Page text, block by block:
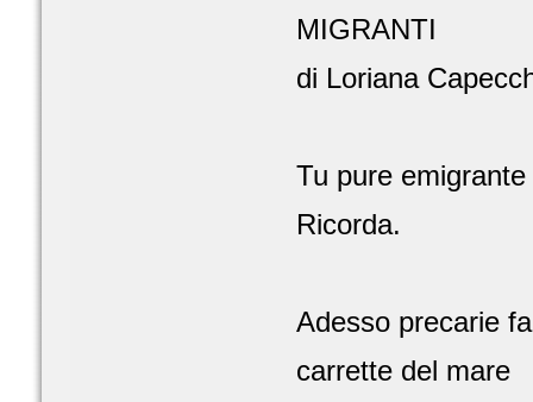
MIGRANTI
di Loriana
Tu pure
Ricorda.
Adesso precarie
carrette del mare